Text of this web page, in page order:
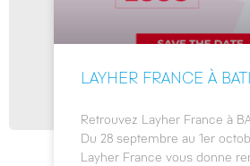
LAYHER FRANCE À
Retrouvez Layher France à
Du 28 septembre au 1er
Layher France vous donne